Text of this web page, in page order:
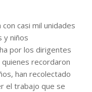
casi mil unidades
y niños
por los dirigentes
recordaron
han recolectado
el trabajo que se